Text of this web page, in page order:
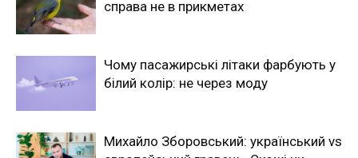
справа не в прикметах
Чому пасажирські літаки фарбують у
білий колір: не через моду
Михайло Зборовський: український vs